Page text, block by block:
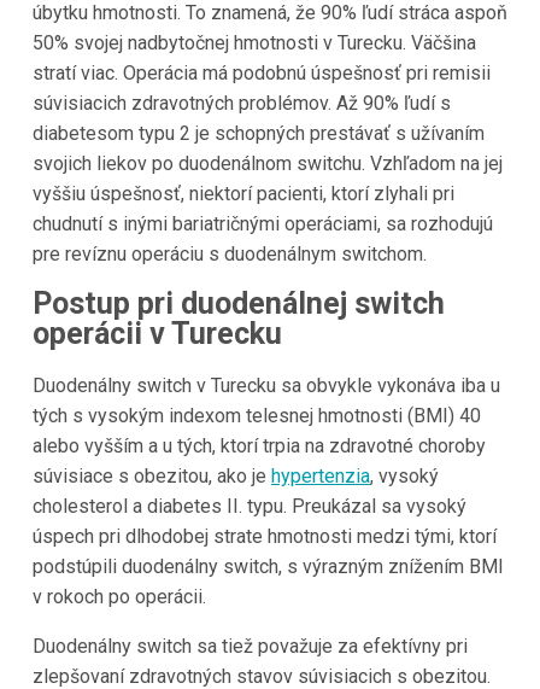
úbytku hmotnosti. To znamená, že 90% ľudí stráca aspoň
50% svojej nadbytočnej hmotnosti v Turecku. Väčšina
stratí viac. Operácia má podobnú úspešnosť pri remisii
súvisiacich zdravotných problémov. Až 90% ľudí s
diabetesom typu 2 je schopných prestávať s užívaním
svojich liekov po duodenálnom switchu. Vzhľadom na jej
vyššiu úspešnosť, niektorí pacienti, ktorí zlyhali pri
chudnutí s inými bariatričnými operáciami, sa rozhodujú
pre revíznu operáciu s duodenálnym switchom.
Postup pri duodenálnej switch
operácii v Turecku
Duodenálny switch v Turecku sa obvykle vykonáva iba u
tých s vysokým indexom telesnej hmotnosti (BMI) 40
alebo vyšším a u tých, ktorí trpia na zdravotné choroby
súvisiace s obezitou, ako je hypertenzia, vysoký
cholesterol a diabetes II. typu. Preukázal sa vysoký
úspech pri dlhodobej strate hmotnosti medzi tými, ktorí
podstúpili duodenálny switch, s výrazným znížením BMI
v rokoch po operácii.
Duodenálny switch sa tiež považuje za efektívny pri
zlepšovaní zdravotných stavov súvisiacich s obezitou.